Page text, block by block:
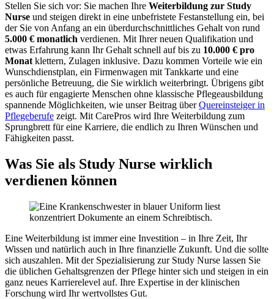
Stellen Sie sich vor: Sie machen Ihre Weiterbildung zur Study
Nurse und steigen direkt in eine unbefristete Festanstellung ein, bei
der Sie von Anfang an ein überdurchschnittliches Gehalt von rund
5.000 € monatlich verdienen. Mit Ihrer neuen Qualifikation und
etwas Erfahrung kann Ihr Gehalt schnell auf bis zu 10.000 € pro
Monat klettern, Zulagen inklusive. Dazu kommen Vorteile wie ein
Wunschdienstplan, ein Firmenwagen mit Tankkarte und eine
persönliche Betreuung, die Sie wirklich weiterbringt. Übrigens gibt
es auch für engagierte Menschen ohne klassische Pflegeausbildung
spannende Möglichkeiten, wie unser Beitrag überQuereinsteiger in
Pflegeberufe zeigt. Mit CarePros wird Ihre Weiterbildung zum
Sprungbrett für eine Karriere, die endlich zu Ihren Wünschen und
Fähigkeiten passt.
Was Sie als Study Nurse wirklich
verdienen können
Eine Weiterbildung ist immer eine Investition – in Ihre Zeit, Ihr
Wissen und natürlich auch in Ihre finanzielle Zukunft. Und die sollte
sich auszahlen. Mit der Spezialisierung zur Study Nurse lassen Sie
die üblichen Gehaltsgrenzen der Pflege hinter sich und steigen in ein
ganz neues Karrierelevel auf. Ihre Expertise in der klinischen
Forschung wird Ihr wertvollstes Gut.